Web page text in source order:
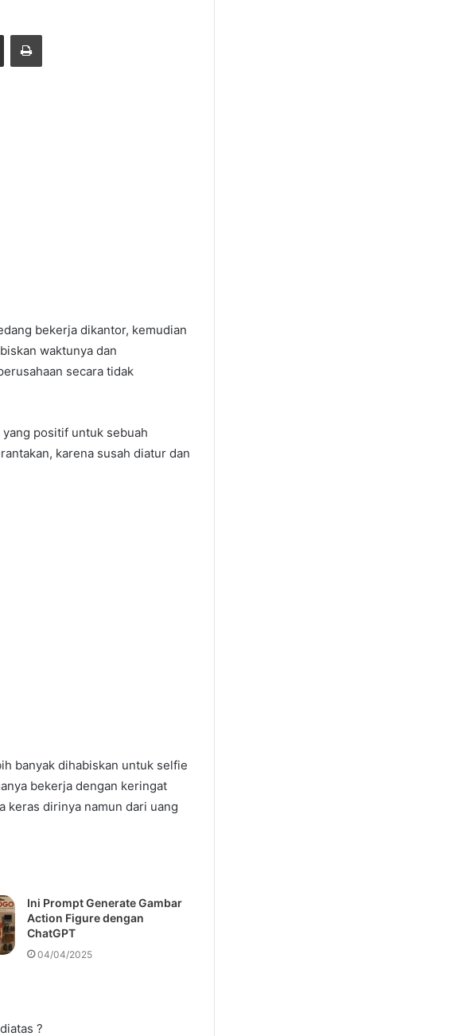
Share via Email Print
bekerja dikantor, kemudian
waktunya dan
secara tidak
positif untuk sebuah
karena susah diatur dan
banyak dihabiskan untuk selfie
bekerja dengan keringat
keras dirinya namun dari uang
Ini Prompt Generate Gambar
Action Figure dengan
ChatGPT
04/04/2025
?